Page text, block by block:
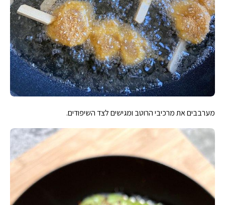
מערבבים את מרכיבי הרוטב ומגישים לצד השיפודים.